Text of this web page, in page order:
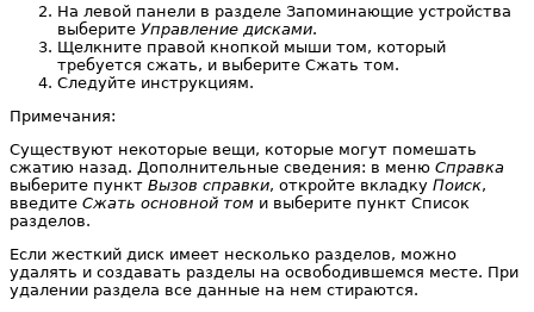
На левой панели в разделе Запоминающие устройства
выберите Управление дисками.
Щелкните правой кнопкой мыши том, который
требуется сжать, и выберите Сжать том.
Следуйте инструкциям.
Примечания:
Существуют некоторые вещи, которые могут помешать
сжатию назад. Дополнительные сведения: в меню Справка
выберите пункт Вызов справки, откройте вкладку Поиск,
введите Сжать основной том и выберите пункт Список
разделов.
Если жесткий диск имеет несколько разделов, можно
удалять и создавать разделы на освободившемся месте. При
удалении раздела все данные на нем стираются.